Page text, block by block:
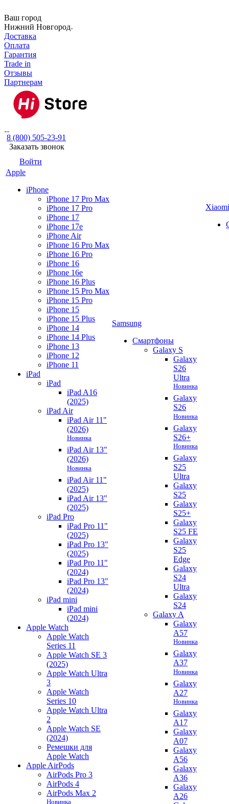
Ваш город
Нижний Новгород
Доставка
Оплата
Гарантия
Trade in
Отзывы
Партнерам
8 (800) 505-23-91
Заказать звонок
Войти
Apple
iPhone
iPhone 17 Pro Max
iPhone 17 Pro
iPhone 17
iPhone 17e
iPhone Air
iPhone 16 Pro Max
iPhone 16 Pro
iPhone 16
iPhone 16e
iPhone 16 Plus
iPhone 15 Pro Max
iPhone 15 Pro
iPhone 15
iPhone 15 Plus
iPhone 14
iPhone 14 Plus
iPhone 13
iPhone 12
iPhone 11
iPad
iPad
iPad A16
(2025)
iPad Air
iPad Air 11"
(2026)
Новинка
iPad Air 13"
(2026)
Новинка
iPad Air 11"
(2025)
iPad Air 13"
(2025)
iPad Pro
iPad Pro 11"
(2025)
iPad Pro 13"
(2025)
iPad Pro 11"
(2024)
iPad Pro 13"
(2024)
iPad mini
iPad mini
(2024)
Apple Watch
Apple Watch
Series 11
Apple Watch SE 3
(2025)
Apple Watch Ultra
3
Apple Watch
Series 10
Apple Watch Ultra
2
Apple Watch SE
(2024)
Ремешки для
Apple Watch
Apple AirPods
AirPods Pro 3
AirPods 4
AirPods Max 2
Новинка
Samsung
Смартфоны
Galaxy S
Galaxy
S26
Ultra
Новинка
Galaxy
S26
Новинка
Galaxy
S26+
Новинка
Galaxy
S25
Ultra
Galaxy
S25
Galaxy
S25+
Galaxy
S25 FE
Galaxy
S25
Edge
Galaxy
S24
Ultra
Galaxy
S24
Galaxy A
Galaxy
A57
Новинка
Galaxy
A37
Новинка
Galaxy
A27
Новинка
Galaxy
A17
Galaxy
A07
Galaxy
A56
Galaxy
A36
Galaxy
A26
Xiaomi